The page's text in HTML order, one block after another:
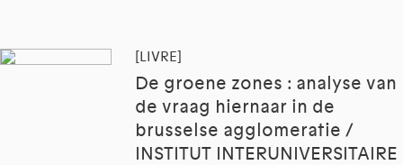
[LIVRE]
De groene zones : analyse van
de vraag hiernaar in de
brusselse agglomeratie /
INSTITUT INTERUNIVERSITAIRE